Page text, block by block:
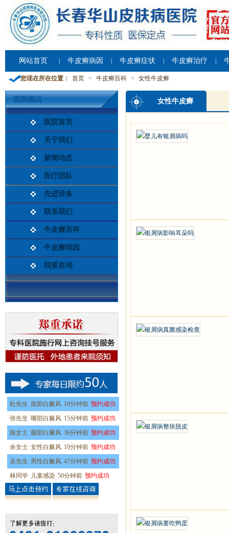
网站首页 牛皮癣病因 牛皮癣症状 牛皮癣治疗
您现在所在位置： 首页 > 牛皮癣百科 > 女性牛皮癣
医院概况
医院首页
关于我们
新闻动态
医疗团队
先进设备
联系我们
牛皮癣百科
牛皮癣病因
我要咨询
杜先生 面部白癜风 10分钟前 预约成功
张先生 嘴部白癜风 15分钟前 预约成功
陈女士 腿部白癜风 36分钟前 预约成功
余女士 女性白癜风 10分钟前 预约成功
吴先生 男性白癜风 47分钟前 预约成功
林同学 儿童感染 50分钟前 预约成功
女性牛皮癣